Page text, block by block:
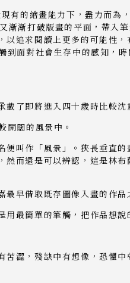
有的繪畫能力下，盡力而為
漸漸打破版畫的平面，帶入
追求閱讀上更多的可能性
面對社會生存中的感知，
了即將進入四十歲時比較沈
開闊的風景中。
叫作「風景」。狹長垂直
然而還是可以辨認，這是林
早借取既存圖像入畫的作品
最簡單的筆觸，把作品想說
苦澀，殘缺中有想像，恐懼